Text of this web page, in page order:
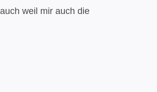
weil mir auch die